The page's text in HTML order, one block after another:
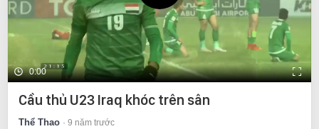
0:00
Cầu thủ U23 Iraq khóc trên sân
Thể Thao 9 năm trước